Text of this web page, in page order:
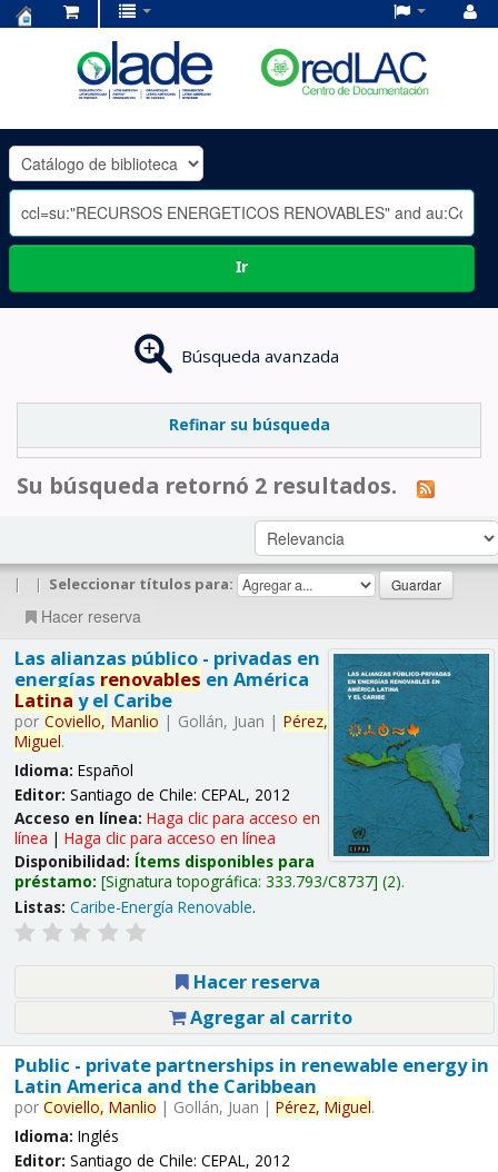
OLADE
-
Ir
Búsqueda avanzada
Refinar su búsqueda
Su búsqueda retornó 2 resultados.
| | Seleccionar títulos para:
Hacer reserva
Las alianzas público - privadas en
energías renovables en América
Latina y el Caribe
por Coviello, Manlio | Gollán, Juan | Pérez,
Miguel.
Idioma: Español
Editor: Santiago de Chile: CEPAL, 2012
Acceso en línea: Haga clic para acceso en
línea | Haga clic para acceso en línea
Disponibilidad: Ítems disponibles para
préstamo: Signatura topográfica: 333.793/C8737 (2).
Listas: Caribe-Energía Renovable.
Hacer reserva
Agregar al carrito
Public - private partnerships in renewable energy in
Latin America and the Caribbean
por Coviello, Manlio | Gollán, Juan | Pérez, Miguel.
Idioma: Inglés
Editor: Santiago de Chile: CEPAL, 2012